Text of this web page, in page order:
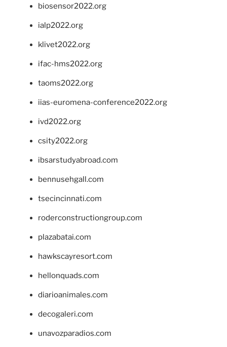
biosensor2022.org
ialp2022.org
klivet2022.org
ifac-hms2022.org
taoms2022.org
iias-euromena-conference2022.org
ivd2022.org
csity2022.org
ibsarstudyabroad.com
bennusehgall.com
tsecincinnati.com
roderconstructiongroup.com
plazabatai.com
hawkscayresort.com
hellonquads.com
diarioanimales.com
decogaleri.com
unavozparadios.com